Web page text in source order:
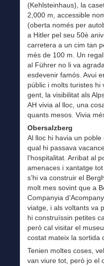
(Kehlsteinhaus), la
2,000 m, accessible
(oberta només per
a Hitler pel seu 50è
carretera a un cim tan
més de 100 m. Un
al Führer no li va
esdevenir famós. Avui
públic i molts turistes
gent, la visibilitat als
AH vivia al lloc, una
quants mesos. Vivia
Obersalzberg
Al lloc hi havia un poble
qual hi passava
l’hospitalitat. Arribat al
amenaces i xantatge
s’hi va construir el
molt mes sovint que a
Companyia
viatge, i als voltants va
hi construïssin petites
però cal visitar el
costat mateix la sortida
Tenien moltes coses,
van viure tot, però jo el